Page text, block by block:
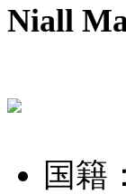
Niall
国籍